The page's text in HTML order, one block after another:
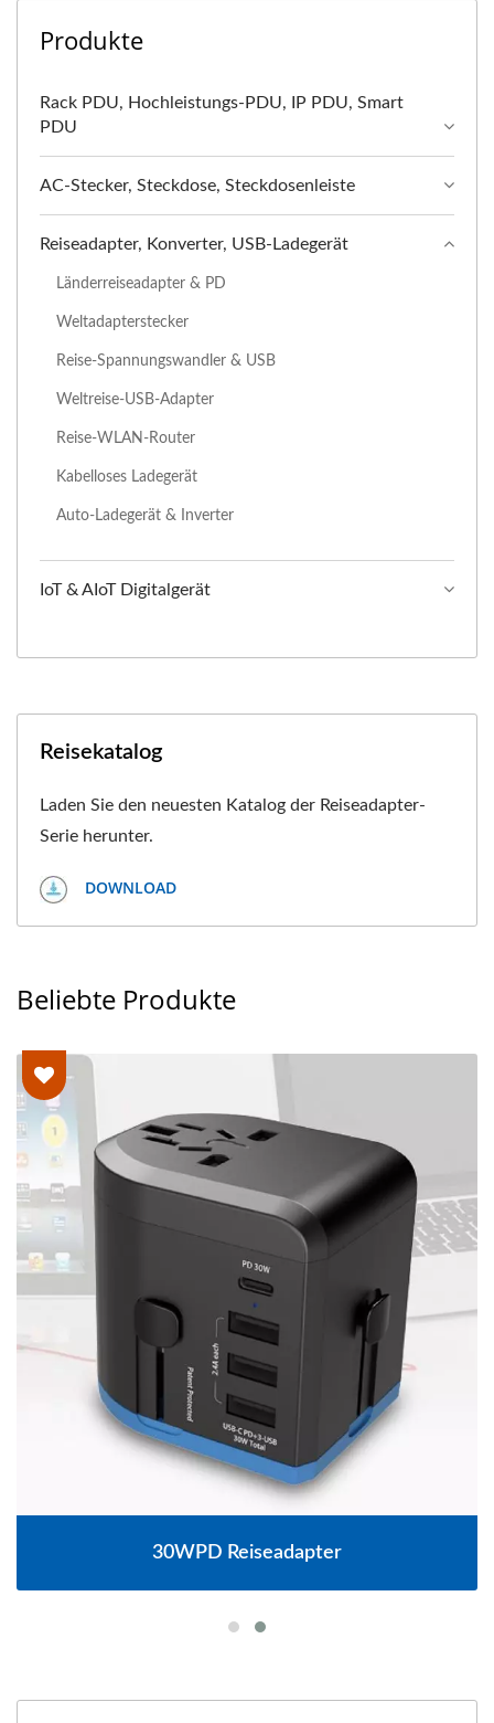
Produkte
Rack PDU, Hochleistungs-PDU, IP PDU, Smart
PDU
AC-Stecker, Steckdose, Steckdosenleiste
Reiseadapter, Konverter, USB-Ladegerät
Länderreiseadapter & PD
Weltadapterstecker
Reise-Spannungswandler & USB
Weltreise-USB-Adapter
Reise-WLAN-Router
Kabelloses Ladegerät
Auto-Ladegerät & Inverter
IoT & AIoT Digitalgerät
Reisekatalog
Laden Sie den neuesten Katalog der Reiseadapter-
Serie herunter.
DOWNLOAD
Beliebte Produkte
30WPD Reiseadapter